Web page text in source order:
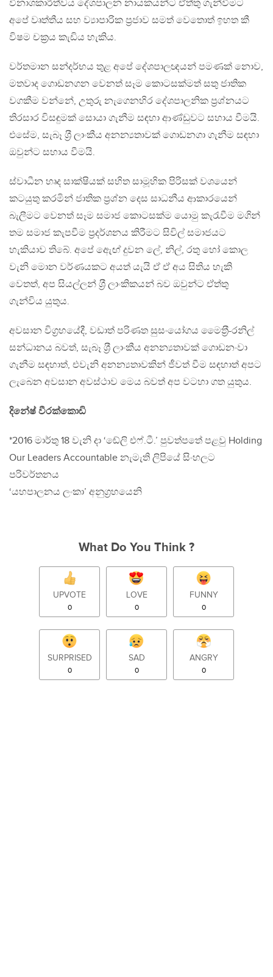
විනාශකාරීත්වය දේශපාලන නායකයන්ට ඒත්තු ගැන්වීමට
අපේ වෘත්තීය සහ ව්‍යාපාරික ප‍්‍රජාව සමත් වෙතොත් ඉහත කී
විෂම චක‍්‍රය කැඩිය හැකිය.
වර්තමාන සන්දර්භය තුළ අපේ දේශපාලඥයන් පමණක් නොව,
මතවාද ගොඩනගන වෙනත් සෑම කොටසක්මත් සතු ජාතික
වගකීම වන්නේ, උතුරු නැගෙනහිර දේශපාලනික ප‍්‍රශ්නයට
තිරසාර විසඳුමක් සොයා ගැනීම සඳහා ආණ්ඩුවට සහාය වීමයි.
එසේම, සැබෑ ශ‍්‍රී ලාංකීය අනන්‍යතාවක් ගොඩනගා ගැනීම සඳහා
ඔවුන්ට සහාය වීමයි.
ස්වාධීන හෘද සාක්ෂියක් සහිත සාමූහික පිරිසක් වශයෙන්
කටයුතු කරමින් ජාතික ප‍්‍රශ්න දෙස සාධනීය ආකාරයෙන්
බැලීමට වෙනත් සෑම සමාජ කොටසක්ම යොමු කැරැවීම මගින්
තම සමාජ කැපවීම ප‍්‍රදර්ශනය කිරීමට සිවිල් සමාජයට
හැකියාව තිබේ. අපේ ඇෙඟ් දුවන ලේ, නිල්, රතු හෝ කොල
වැනි මොන වර්ණයකට අයත් යැයි ඒ ඒ අය සිතිය හැකි
වෙතත්, අප සියල්ලන් ශ‍්‍රී ලාංකිකයන් බව ඔවුන්ට ඒත්තු
ගැන්විය යුතුය.
අවසාන විග‍්‍රහයේදී, වඩාත් පරිණත සුසංයෝගය මෛත‍්‍රී-රනිල්
සන්ධානය බවත්, සැබෑ ශ‍්‍රී ලාංකීය අනන්‍යතාවක් ගොඩනංවා
ගැනීම සඳහාත්, එවැනි අනන්‍යතාවකින් ජීවත් වීම සඳහාත් අපට
ලැබෙන අවසාන අවස්ථාව මෙය බවත් අප වටහා ගත යුතුය.
දිනේෂ් වීරක්කොඩි
*2016 මාර්තු 18 වැනි දා ‘ඬේලි එෆ්.ටී.’ පුවත්පතේ පළවු Holding
Our Leaders Accountable නැමැති ලිපියේ සිංහලට
පරිවර්තනය
‘යහපාලනය ලංකා’ අනුග‍්‍රහයෙනි
What Do You Think ?
UPVOTE
0
LOVE
0
FUNNY
0
SURPRISED
0
SAD
0
ANGRY
0